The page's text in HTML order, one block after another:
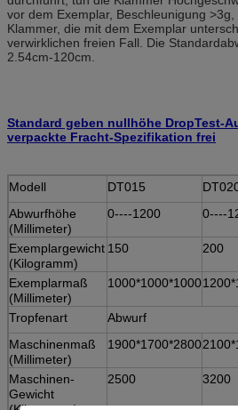
vor dem Exemplar, Beschleunigung
Klammer, die mit dem Exemplar
verwirklichen freien Fall. Die
2.54cm-120cm.
Standard geben nullhöhe DropTest-
verpackte Fracht-Spezifikation frei
Modell DT015
Abwurfhöhe
(Millimeter)
0----1200 0----
Exemplargewicht
(Kilogramm)
150 200
Exemplarmaß
(Millimeter)
1000*1000*1000
Tropfenart
Abwurf
Maschinenmaß
(Millimeter)
1900*1700*2800
Maschinen-
Gewicht
2500 3200